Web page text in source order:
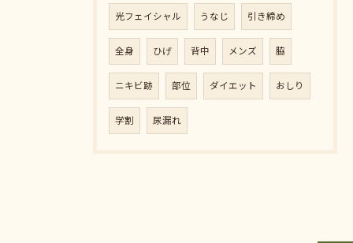
光フェイシャル うなじ 引き締め
全身 ひげ 背中 メンズ 脇
ニキビ跡 部位 ダイエット おしり
学割 尿漏れ